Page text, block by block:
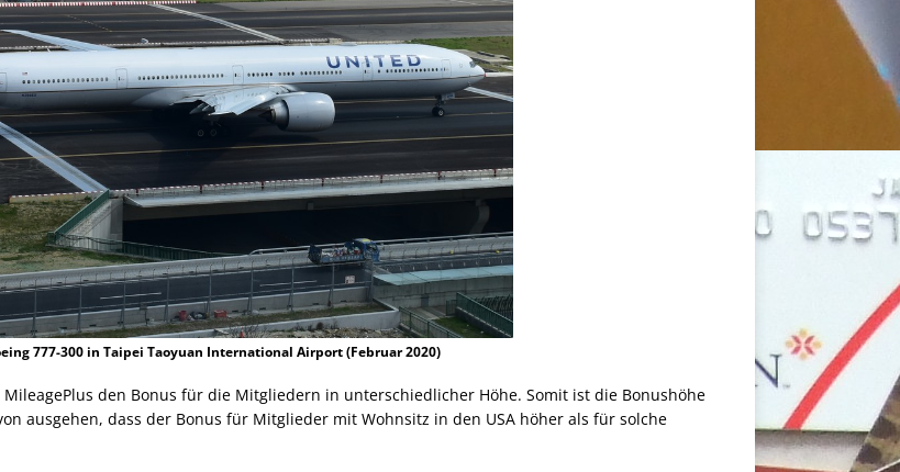
777-300 in Taipei Taoyuan International Airport (Februar 2020)
den Bonus für die Mitgliedern in unterschiedlicher Höhe. Somit ist die Bonushöhe
ausgehen, dass der Bonus für Mitglieder mit Wohnsitz in den USA höher als für solche